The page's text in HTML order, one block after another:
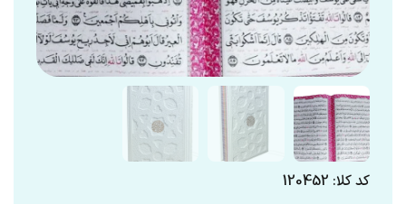
کد کلا: 120452